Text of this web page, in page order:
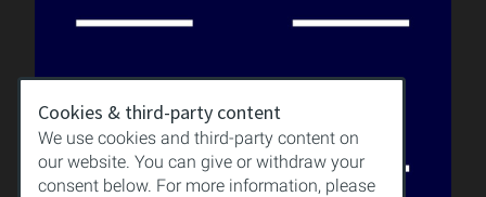
Cookies & third-party content
We use cookies and third-party content on
our website. You can give or withdraw your
consent below. For more information, please